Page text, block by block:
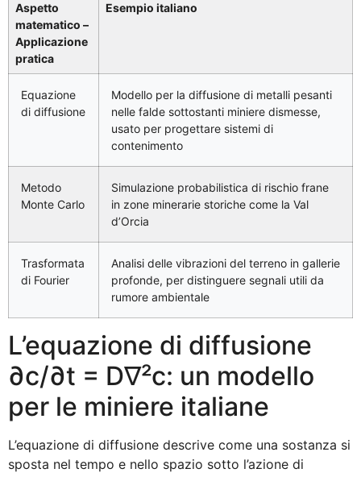
Aspetto
matematico –
Applicazione
pratica
Esempio italiano
Equazione
di diffusione
Modello per la diffusione di metalli pesanti
nelle falde sottostanti miniere dismesse,
usato per progettare sistemi di
contenimento
Metodo
Monte Carlo
Simulazione probabilistica di rischio frane
in zone minerarie storiche come la Val
d’Orcia
Trasformata
di Fourier
Analisi delle vibrazioni del terreno in gallerie
profonde, per distinguere segnali utili da
rumore ambientale
L’equazione di diffusione
∂c/∂t = D∇²c: un modello
per le miniere italiane
L’equazione di diffusione descrive come una sostanza si
sposta nel tempo e nello spazio sotto l’azione di